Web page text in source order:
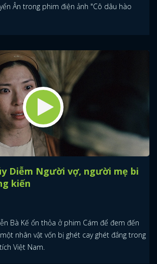
Ân trong phim điện ảnh "Cô dâu hào
Diễm Người vợ, người mẹ bi
kiến
Bà Kế ổn thỏa ở phim Cám để đem đến
nhân vật vốn bị ghét cay ghét đắng trong
Việt Nam.